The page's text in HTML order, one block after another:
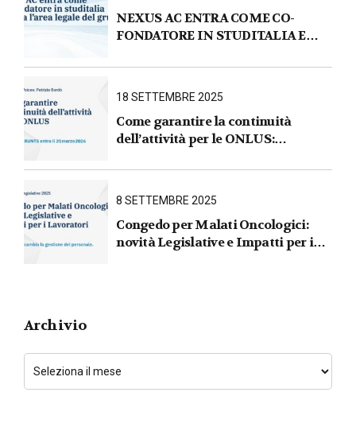
NEXUS AC ENTRA COME CO-
FONDATORE IN STUDITALIA E
GRUPPO
18 SETTEMBRE 2025
Come garantire la continuità
dell’attività per le ONLUS :
31 marzo 2026
8 SETTEMBRE 2025
Congedo per Malati Oncologici:
novità Legislative e Impatti per i
Archivio